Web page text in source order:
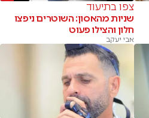
צפו בתיעוד
שניות מהאסון: השוטרים ניפצו
חלון והצילו פעוט
אבי יעקב